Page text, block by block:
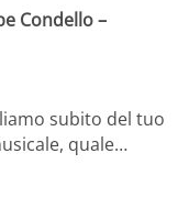
Condello –
subito del tuo
quale…